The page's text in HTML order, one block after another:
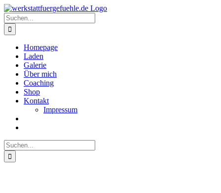
Zum
Inhalt
springen
Suche
nach:
Homepage
Laden
Galerie
Über mich
Coaching
Shop
Kontakt
Impressum
Suche
nach: